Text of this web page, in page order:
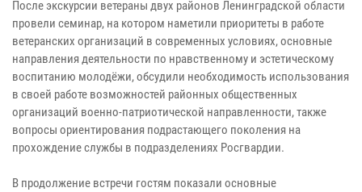
После экскурсии ветераны двух районов Ленинградской области
провели семинар, на котором наметили приоритеты в работе
ветеранских организаций в современных условиях, основные
направления деятельности по нравственному и эстетическому
воспитанию молодёжи, обсудили необходимость использования
в своей работе возможностей районных общественных
организаций военно-патриотической направленности, также
вопросы ориентирования подрастающего поколения на
прохождение службы в подразделениях Росгвардии.
В продолжение встречи гостям показали основные